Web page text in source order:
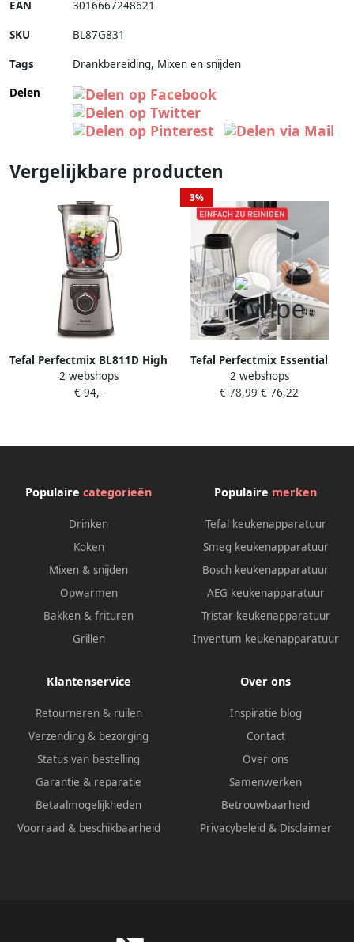
EAN 3016667248621
SKU BL87G831
Tags
Drankbereiding, Mixen en snijden
Delen
Vergelijkbare producten
Tefal Perfectmix BL811D High
Speed Blender 1.5L Smoothie
Maker 3 Automatische
RVS
2 webshops
€ 94,-
3%
Tefal Perfectmix Essential
BL771B High Speed Blender
1.5L Smoothie Maker Glazen
2 webshops
€ 78,99 € 76,22
Populaire categorieën
Drinken
Koken
Mixen & snijden
Opwarmen
Bakken & frituren
Grillen
Populaire merken
Tefal keukenapparatuur
Smeg keukenapparatuur
Bosch keukenapparatuur
AEG keukenapparatuur
Tristar keukenapparatuur
Inventum keukenapparatuur
Klantenservice
Retourneren & ruilen
Verzending & bezorging
Status van bestelling
Garantie & reparatie
Betaalmogelijkheden
Voorraad & beschikbaarheid
Over ons
Inspiratie blog
Contact
Over ons
Samenwerken
Betrouwbaarheid
Privacybeleid & Disclaimer